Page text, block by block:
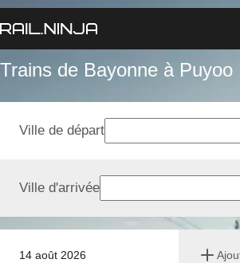
Trains de Bayonne à Puyoo
14 août 2026
Ville de départ
Ville d'arrivée